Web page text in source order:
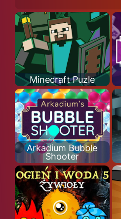
Minecraft Puzle
Arkadium Bubble
Shooter